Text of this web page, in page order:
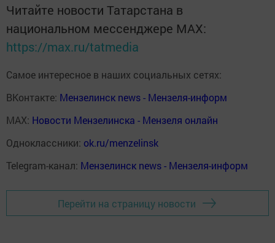
Читайте новости Татарстана в
национальном мессенджере MАХ:
https://max.ru/tatmedia
Самое интересное в наших социальных сетях:
ВКонтакте: Мензелинск news - Мензеля-информ
MAX: Новости Мензелинска - Мензеля онлайн
Одноклассники: ok.ru/menzelinsk
Telegram-канал: Мензелинск news - Мензеля-информ
Перейти на страницу новости